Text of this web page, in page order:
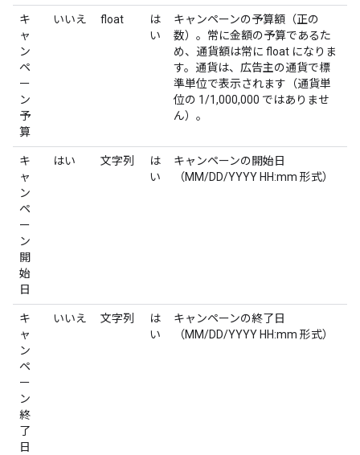
キ
ャ
ン
ペ
ー
ン
予
算
いいえ float
は
い
キャンペーンの予算額（正の
数）。常に金額の予算であるた
め、通貨額は常に float になりま
す。通貨は、広告主の通貨で標
準単位で表示されます（通貨単
位の 1/1,000,000 ではありませ
ん）。
キ
ャ
ン
ペ
ー
ン
開
始
日
はい 文字列
は
い
キャンペーンの開始日
（MM/DD/YYYY HH:mm 形式）
キ
ャ
ン
ペ
ー
ン
終
了
日
いいえ 文字列
は
い
キャンペーンの終了日
（MM/DD/YYYY HH:mm 形式）